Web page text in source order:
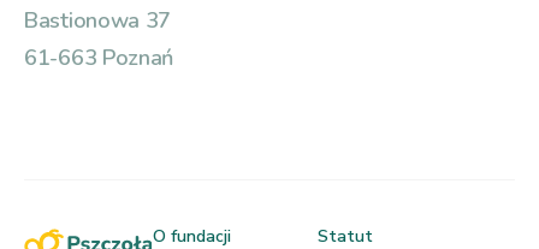
Bastionowa 37
61-663 Poznań
O fundacji Statut